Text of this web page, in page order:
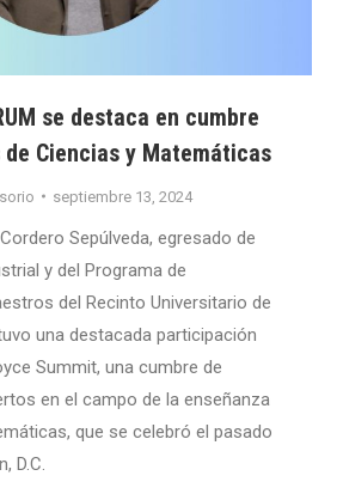
se destaca en cumbre
Ciencias y Matemáticas
septiembre 13, 2024
Sepúlveda, egresado de
y del Programa de
del Recinto Universitario de
una destacada participación
Summit, una cumbre de
en el campo de la enseñanza
que se celebró el pasado
D.C.